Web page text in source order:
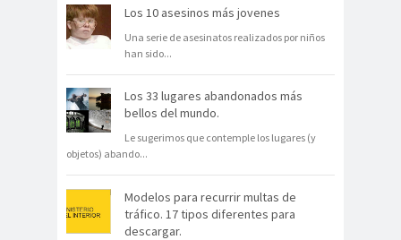
Los 10 asesinos más jovenes
Una serie de asesinatos realizados por niños
han sido...
Los 33 lugares abandonados más
bellos del mundo.
Le sugerimos que contemple los lugares (y
objetos) abando...
Modelos para recurrir multas de
tráfico. 17 tipos diferentes para
descargar.